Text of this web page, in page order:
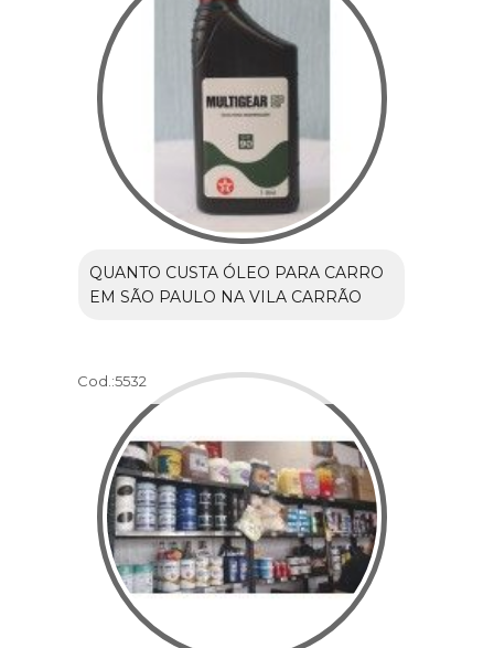
QUANTO CUSTA ÓLEO PARA CARRO
EM SÃO PAULO NA VILA CARRÃO
Cod.:5532